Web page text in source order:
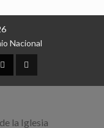
Nacional
X TikTok